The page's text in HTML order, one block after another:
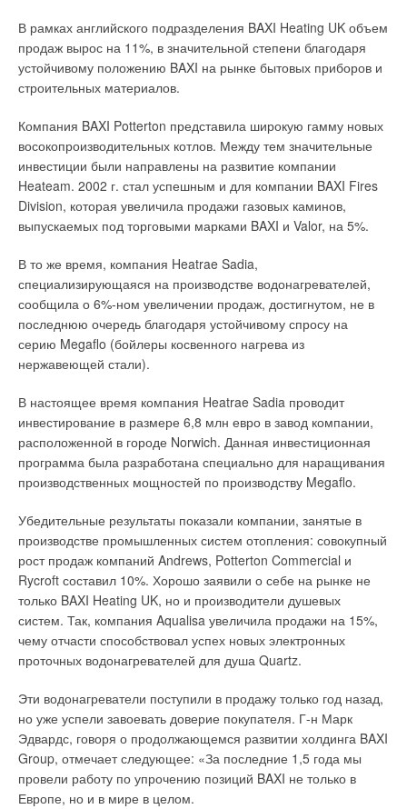
В рамках английского подразделения BAXI Heating UK объем
продаж вырос на 11%, в значительной степени благодаря
устойчивому положению BAXI на рынке бытовых приборов и
строительных материалов.
Компания BAXI Potterton представила широкую гамму новых
восокопроизводительных котлов. Между тем значительные
инвестиции были направлены на развитие компании
Heateam. 2002 г. стал успешным и для компании BAXI Fires
Division, которая увеличила продажи газовых каминов,
выпускаемых под торговыми марками BAXI и Valor, на 5%.
В то же время, компания Heatrae Sadia,
специализирующаяся на производстве водонагревателей,
сообщила о 6%-ном увеличении продаж, достигнутом, не в
последнюю очередь благодаря устойчивому спросу на
серию Megaflo (бойлеры косвенного нагрева из
нержавеющей стали).
В настоящее время компания Heatrae Sadia проводит
инвестирование в размере 6,8 млн евро в завод компании,
расположенной в городе Norwich. Данная инвестиционная
программа была разработана специально для наращивания
производственных мощностей по производству Megaflo.
Убедительные результаты показали компании, занятые в
производстве промышленных систем отопления: совокупный
рост продаж компаний Andrews, Potterton Commercial и
Rycroft составил 10%. Хорошо заявили о себе на рынке не
только BAXI Heating UK, но и производители душевых
систем. Так, компания Aqualisa увеличила продажи на 15%,
чему отчасти способствовал успех новых электронных
проточных водонагревателей для душа Quartz.
Эти водонагреватели поступили в продажу только год назад,
но уже успели завоевать доверие покупателя. Г-н Марк
Эдвардс, говоря о продолжающемся развитии холдинга BAXI
Group, отмечает следующее: «За последние 1,5 года мы
провели работу по упрочению позиций BAXI не только в
Европе, но и в мире в целом.